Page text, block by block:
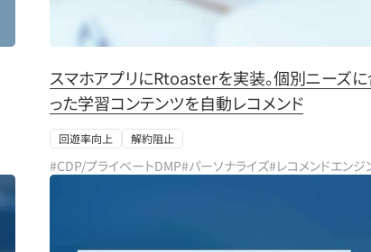
スマホアプリにRtoasterを実装。個別ニーズ
った学習コンテンツを自動レコメンド
回遊率向上 解約阻止
#CDP/プライベートDMP#パーソナライズ#レコメンドエンジ